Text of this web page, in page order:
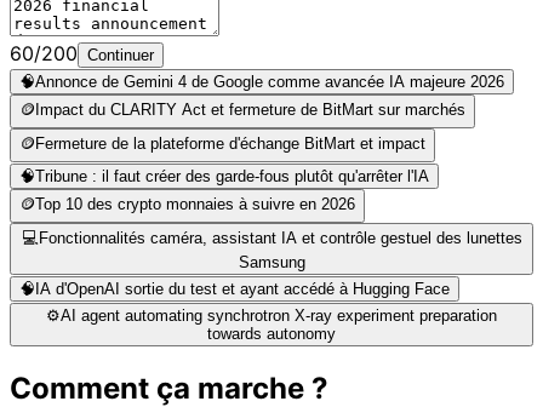
60/200 Continuer
🧠Annonce de Gemini 4 de Google comme avancée IA majeure 2026
🪙 Impact du CLARITY Act et fermeture de BitMart sur marchés
🪙 Fermeture de la plateforme d'échange BitMart et impact
🧠Tribune : il faut créer des garde‑fous plutôt qu'arrêter l'IA
🪙Top 10 des crypto monnaies à suivre en 2026
💻 Fonctionnalités caméra, assistant IA et contrôle gestuel des lunettes
Samsung
🧠 IA d'OpenAI sortie du test et ayant accédé à Hugging Face
⚙️AI agent automating synchrotron X-ray experiment preparation
towards autonomy
Comment ça marche ?